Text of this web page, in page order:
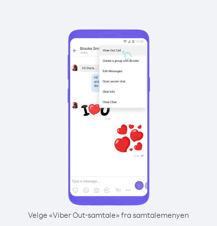
Velge «Viber Out-samtale» fra samtalemenyen